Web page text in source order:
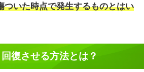
ついた時点で発生するものとはい
回復させる方法とは？